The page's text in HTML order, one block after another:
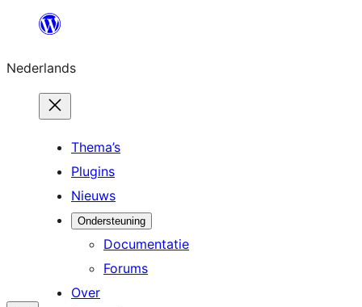
de
inhoud
Nederlands
Thema’s
Plugins
Nieuws
Ondersteuning
Documentatie
Forums
Over